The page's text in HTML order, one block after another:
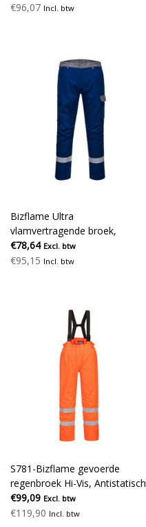
€96,07 Incl. btw
Bizflame Ultra
vlamvertragende broek,
korenblauw
€78,64 Excl. btw
€95,15 Incl. btw
S781-Bizflame gevoerde
regenbroek Hi-Vis, Antistatisch
€99,09 Excl. btw
€119,90 Incl. btw